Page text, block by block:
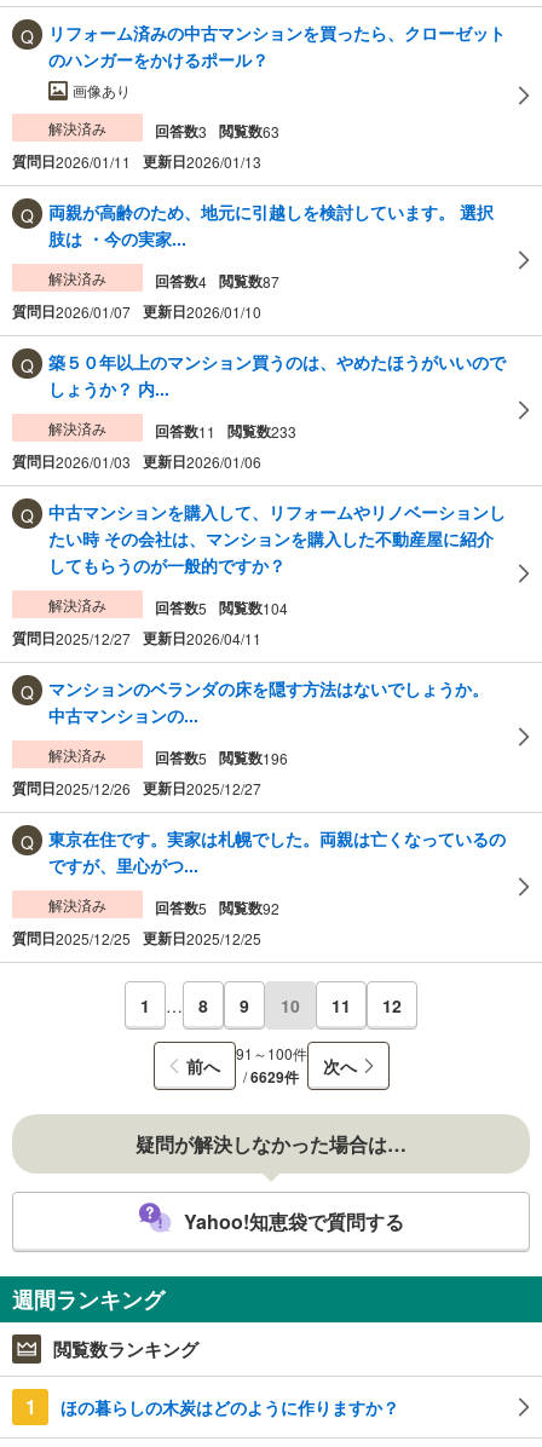
リフォーム済みの中古マンションを買ったら、クローゼット
のハンガーをかけるポール？
画像あり
解決済み
回答数3 閲覧数63
質問日2026/01/11 更新日2026/01/13
両親が高齢のため、地元に引越しを検討しています。 選択
肢は ・今の実家...
解決済み 回答数4 閲覧数87
質問日2026/01/07 更新日2026/01/10
築５０年以上のマンション買うのは、やめたほうがいいので
しょうか？ 内...
解決済み 回答数11 閲覧数233
質問日2026/01/03 更新日2026/01/06
中古マンションを購入して、リフォームやリノベーションし
たい時 その会社は、マンションを購入した不動産屋に紹介
してもらうのが一般的ですか？
解決済み 回答数5 閲覧数104
質問日2025/12/27 更新日2026/04/11
マンションのベランダの床を隠す方法はないでしょうか。
中古マンションの...
解決済み 回答数5 閲覧数196
質問日2025/12/26 更新日2025/12/27
東京在住です。実家は札幌でした。両親は亡くなっているの
ですが、里心がつ...
解決済み 回答数5 閲覧数92
質問日2025/12/25 更新日2025/12/25
1 … 8 9 10 11 12
前へ
91～100件
/6629件 次へ
疑問が解決しなかった場合は…
Yahoo!知恵袋で質問する
週間ランキング
閲覧数ランキング
1 ほの暮らしの木炭はどのように作りますか？